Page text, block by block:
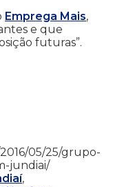
Emprega Mais,
e que
futuras”.
05/25/grupo-
jundiai/
,